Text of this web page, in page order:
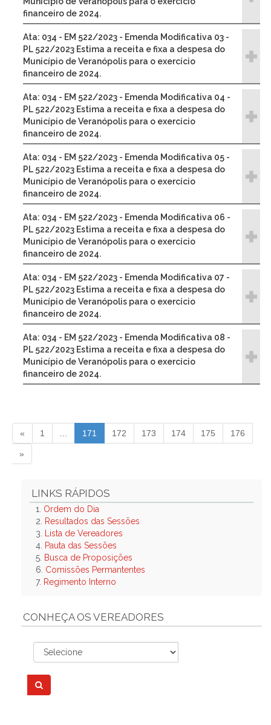
financeiro de 2024.
Ata: 034 - EM 522/2023 - Emenda Modificativa 03 -
PL 522/2023 Estima a receita e fixa a despesa do
Município de Veranópolis para o exercício
financeiro de 2024.
Ata: 034 - EM 522/2023 - Emenda Modificativa 04 -
PL 522/2023 Estima a receita e fixa a despesa do
Município de Veranópolis para o exercício
financeiro de 2024.
Ata: 034 - EM 522/2023 - Emenda Modificativa 05 -
PL 522/2023 Estima a receita e fixa a despesa do
Município de Veranópolis para o exercício
financeiro de 2024.
Ata: 034 - EM 522/2023 - Emenda Modificativa 06 -
PL 522/2023 Estima a receita e fixa a despesa do
Município de Veranópolis para o exercício
financeiro de 2024.
Ata: 034 - EM 522/2023 - Emenda Modificativa 07 -
PL 522/2023 Estima a receita e fixa a despesa do
Município de Veranópolis para o exercício
financeiro de 2024.
Ata: 034 - EM 522/2023 - Emenda Modificativa 08 -
PL 522/2023 Estima a receita e fixa a despesa do
Município de Veranópolis para o exercício
financeiro de 2024.
« 1 171 172 173 174 175 176
»
LINKS RÁPIDOS
1. Ordem do Dia
2.
Resultados das Sessões
3.
Lista de Vereadores
4. Pauta das Sessões
5. Busca de Proposições
6. Comissões Permantentes
7. Regimento Interno
CONHEÇA OS VEREADORES